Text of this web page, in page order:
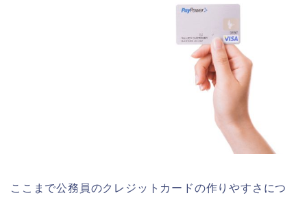
ここまで公務員のクレジットカードの作りやすさにつ